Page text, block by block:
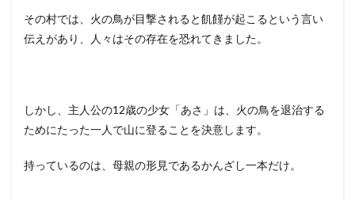
その村では、火の鳥が目撃されると飢饉が起こるという言い
伝えがあり、人々はその存在を恐れてきました。
しかし、主人公の12歳の少女「あさ」は、火の鳥を退治する
ためにたった一人で山に登ることを決意します。
持っているのは、母親の形見であるかんざし一本だけ。